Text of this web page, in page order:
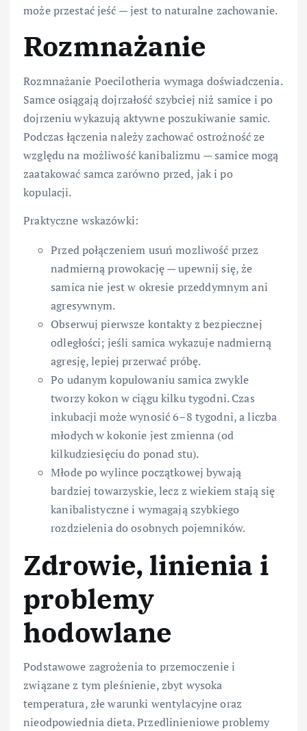
może przestać jeść — jest to naturalne zachowanie.
Rozmnażanie
Rozmnażanie Poecilotheria wymaga doświadczenia.
Samce osiągają dojrzałość szybciej niż samice i po
dojrzeniu wykazują aktywne poszukiwanie samic.
Podczas łączenia należy zachować ostrożność ze
względu na możliwość kanibalizmu — samice mogą
zaatakować samca zarówno przed, jak i po
kopulacji.
Praktyczne wskazówki:
Przed połączeniem usuń mozliwość przez
nadmierną prowokację — upewnij się, że
samica nie jest w okresie przeddymnym ani
agresywnym.
Obserwuj pierwsze kontakty z bezpiecznej
odległości; jeśli samica wykazuje nadmierną
agresję, lepiej przerwać próbę.
Po udanym kopulowaniu samica zwykle
tworzy kokon w ciągu kilku tygodni. Czas
inkubacji może wynosić 6–8 tygodni, a liczba
młodych w kokonie jest zmienna (od
kilkudziesięciu do ponad stu).
Młode po wylince początkowej bywają
bardziej towarzyskie, lecz z wiekiem stają się
kanibalistyczne i wymagają szybkiego
rozdzielenia do osobnych pojemników.
Zdrowie, linienia i
problemy
hodowlane
Podstawowe zagrożenia to przemoczenie i
związane z tym pleśnienie, zbyt wysoka
temperatura, złe warunki wentylacyjne oraz
nieodpowiednia dieta. Przedlinieniowe problemy